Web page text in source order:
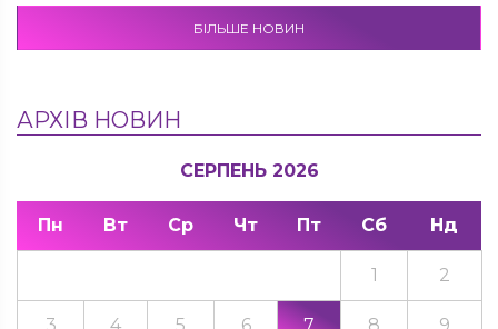
БІЛЬШЕ НОВИН
АРХІВ НОВИН
СЕРПЕНЬ 2026
Пн Вт Ср Чт Пт Сб Нд
1 2
3 4 5 6 7 8 9